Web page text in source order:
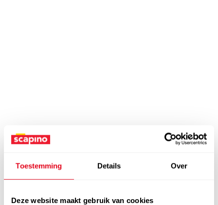
Toestemming Details Over
Deze website maakt gebruik van cookies